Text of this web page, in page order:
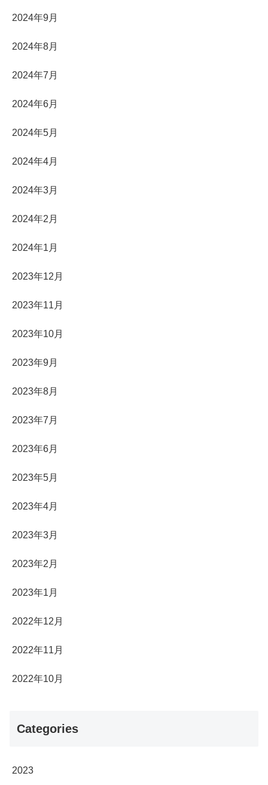
2024年9月
2024年8月
2024年7月
2024年6月
2024年5月
2024年4月
2024年3月
2024年2月
2024年1月
2023年12月
2023年11月
2023年10月
2023年9月
2023年8月
2023年7月
2023年6月
2023年5月
2023年4月
2023年3月
2023年2月
2023年1月
2022年12月
2022年11月
2022年10月
Categories
2023